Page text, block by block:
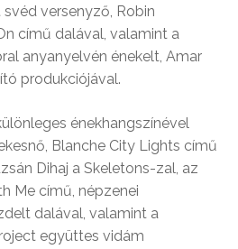
versenyző, Robin
című dalával, valamint a
anyanyelvén énekelt, Amar
produkciójával.
énekhangszínével
Blanche City Lights című
Dihaj a Skeletons-zal, az
Me című, népzenei
dalával, valamint a
együttes vidám